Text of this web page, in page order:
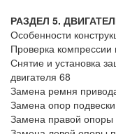
РАЗДЕЛ 5.
Особенности
Проверка
Снятие и установка
двигателя 68
Замена ремня
Замена опор подвески
Замена правой опоры